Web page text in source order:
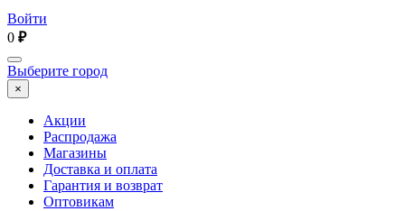
Войти
0 ₽
Выберите город
×
Акции
Распродажа
Магазины
Доставка и оплата
Гарантия и возврат
Оптовикам